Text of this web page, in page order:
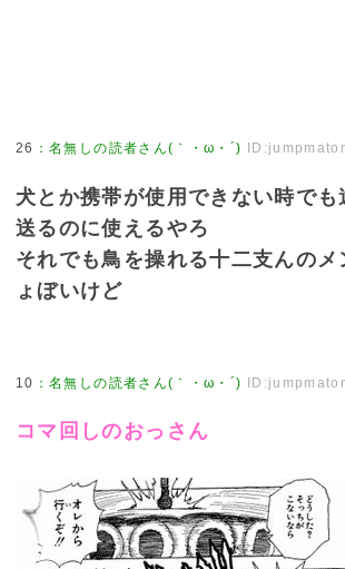
26 ：名無しの読者さん(｀・ω・´)
犬とか携帯が使用できない時でも
送るのに使えるやろ
それでも鳥を操れる十二支んのメ
ょぼいけど
10 ：名無しの読者さん(｀・ω・´)
コマ回しのおっさん